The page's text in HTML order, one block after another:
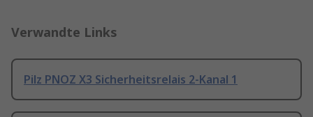
Verwandte Links
Pilz PNOZ X3 Sicherheitsrelais 2-Kanal 1